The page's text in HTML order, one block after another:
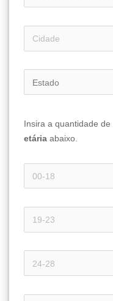
Insira a quantidade
etária abaixo.